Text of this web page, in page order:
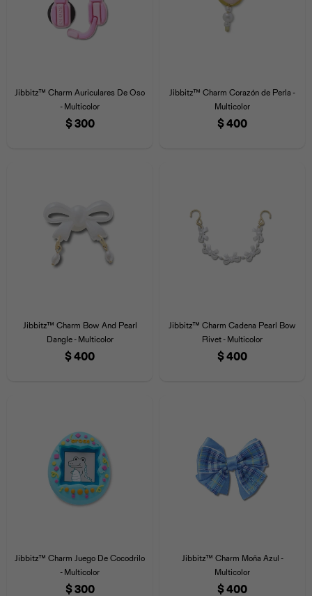
Jibbitz™ Charm Auriculares De Oso
- Multicolor
$300
Jibbitz™ Charm Corazón de Perla -
Multicolor
$400
Jibbitz™ Charm Bow And Pearl
Dangle - Multicolor
$400
Jibbitz™ Charm Cadena Pearl Bow
Rivet - Multicolor
$400
Jibbitz™ Charm Juego De Cocodrilo
- Multicolor
$300
Jibbitz™ Charm Moña Azul -
Multicolor
$400